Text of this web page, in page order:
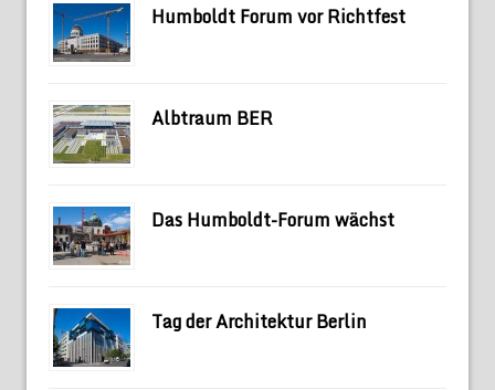
Humboldt Forum vor Richtfest
Albtraum BER
Das Humboldt-Forum wächst
Tag der Architektur Berlin